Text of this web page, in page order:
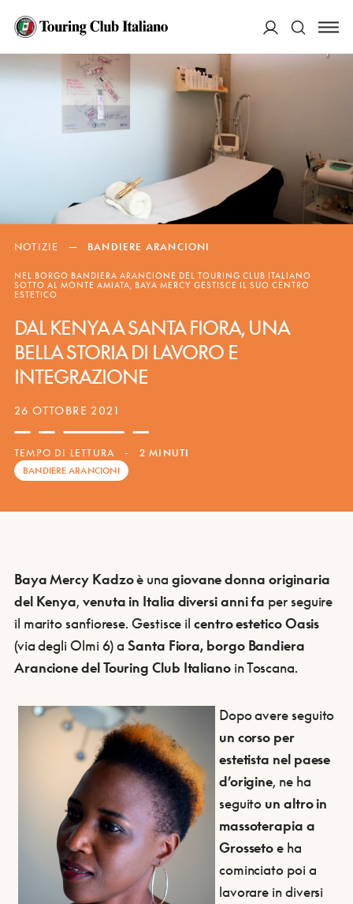
NOTIZIE — BANDIERE ARANCIONI
NEL BORGO BANDIERA ARANCIONE DEL TOURING CLUB ITALIANO
SOTTO AL MONTE AMIATA, BAYA MERCY GESTISCE IL SUO CENTRO
ESTETICO
DAL KENYA A SANTA FIORA, UNA
BELLA STORIA DI LAVORO E
INTEGRAZIONE
26 OTTOBRE 2021
TEMPO DI LETTURA - 2 MINUTI
BANDIERE ARANCIONI
Baya Mercy Kadzoè una giovane donna originaria
del Kenya, venuta in Italia diversi anni fa per seguire
il marito sanfiorese. Gestisce ilcentro estetico Oasis
(via degli Olmi 6) aSanta Fiora, borgo Bandiera
Arancione del Touring Club Italianoin Toscana.
Dopo avere seguito
un corso per
estetista nel paese
d’origine, ne ha
seguito un altro in
massoterapia a
Grossetoe ha
cominciato poi a
lavorare in diversi